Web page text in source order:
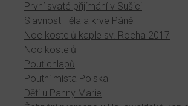
První svaté přijímání v Sušici
Slavnost Těla a krve Páně
Noc kostelů kaple sv. Rocha 2017
Noc kostelů
Pouť chlapů
Poutní místa Polska
Děti u Panny Marie